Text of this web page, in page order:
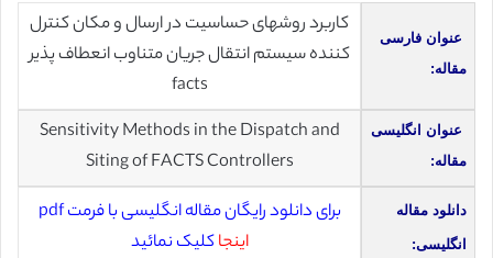
عنوان فارسی
مقاله:
کاربرد روشهای حساسیت در ارسال و مکان کنترل
کننده سیستم انتقال جریان متناوب انعطاف پذیر
facts
عنوان انگلیسی
مقاله:
Sensitivity Methods in the Dispatch and
Siting of FACTS Controllers
دانلود مقاله
انگلیسی:
برای دانلود رایگان مقاله انگلیسی با فرمت pdf
اینجاکلیک نمائید